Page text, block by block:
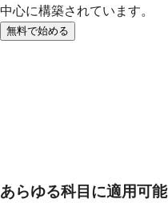
中心に構築されています。
無料で始める
あらゆる科目に適用可能